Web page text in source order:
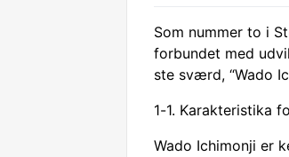
Som nummer to i
forbundet med
ste sværd, “Wado
1-1. Karakteristika
Wado Ichimonji er